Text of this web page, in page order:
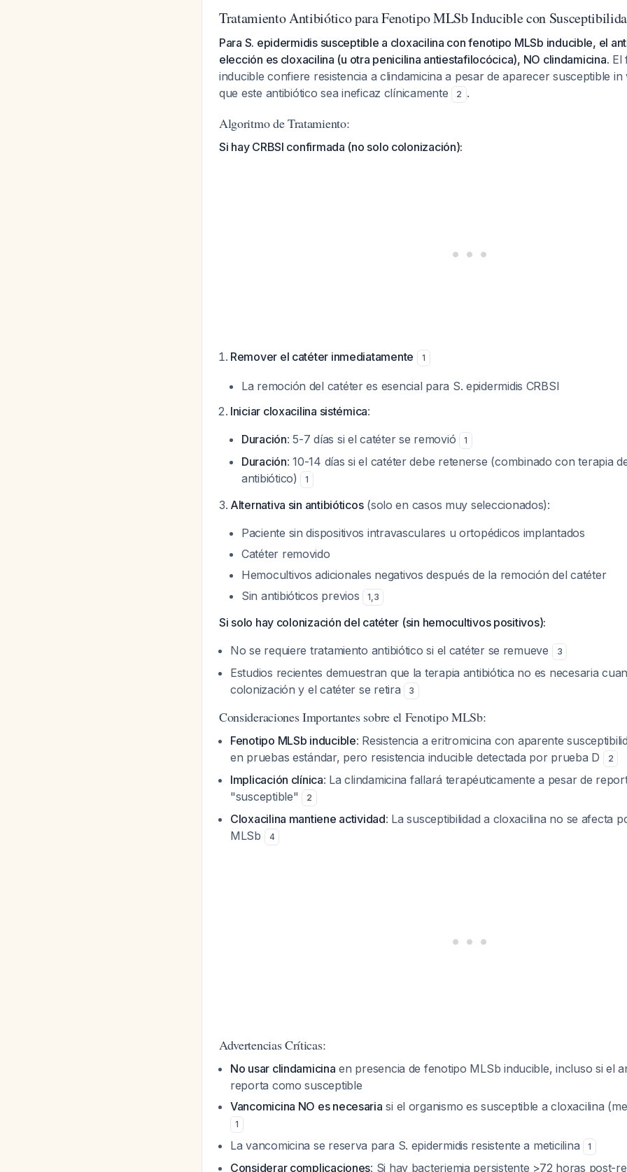
Tratamiento Antibiótico para Fenotipo MLSb Inducible con
Para S. epidermidis susceptible a cloxacilina con fenotipo MLSb inducible, el
elección es cloxacilina (u otra penicilina antiestafilocócica), NO clindamicina. El
inducible confiere resistencia a clindamicina a pesar de aparecer susceptible
que este antibiótico sea ineficaz clínicamente
2 .
Algoritmo de Tratamiento:
Si hay CRBSI confirmada (no solo colonización):
Remover el catéter inmediatamente 1
La remoción del catéter es esencial para S. epidermidis CRBSI
Iniciar cloxacilina sistémica:
Duración: 5-7 días si el catéter se removió 1
Duración: 10-14 días si el catéter debe retenerse (combinado con terapia
antibiótico)
1
Alternativa sin antibióticos(solo en casos muy seleccionados):
Paciente sin dispositivos intravasculares u ortopédicos implantados
Catéter removido
Hemocultivos adicionales negativos después de la remoción del catéter
Sin antibióticos previos
1,3
Si solo hay colonización del catéter (sin hemocultivos positivos):
No se requiere tratamiento antibiótico si el catéter se remueve
3
Estudios recientes demuestran que la terapia antibiótica no es necesaria
colonización y el catéter se retira
3
Consideraciones Importantes sobre el Fenotipo MLSb:
Fenotipo MLSb inducible: Resistencia a eritromicina con aparente
en pruebas estándar, pero resistencia inducible detectada por prueba D
2
Implicación clínica: La clindamicina fallará terapéuticamente a pesar de
"susceptible"
2
Cloxacilina mantiene actividad: La susceptibilidad a cloxacilina no se afecta
MLSb
4
Advertencias Críticas:
No usar clindamicina en presencia de fenotipo MLSb inducible, incluso si el
reporta como susceptible
Vancomicina NO es necesaria si el organismo es susceptible a cloxacilina
1
La vancomicina se reserva para S. epidermidis resistente a meticilina 1
Considerar complicaciones: Si hay bacteriemia persistente >72 horas post-